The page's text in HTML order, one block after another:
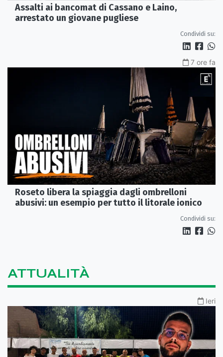
Assalti ai bancomat di Cassano e Laino,
arrestato un giovane pugliese
Condividi su:
7 ore fa
Roseto libera la spiaggia dagli ombrelloni
abusivi: un esempio per tutto il litorale ionico
Condividi su:
ATTUALITÀ
Ieri